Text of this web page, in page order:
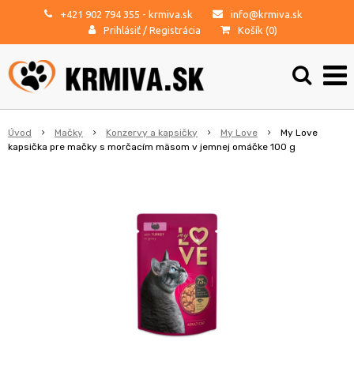
+421 902 794 355 - krmiva.sk
info@krmiva.sk
Prihlásiť / Registrácia Košík (0)
Úvod Mačky Konzervy a kapsičky My Love
My Love
kapsička pre mačky s morčacím mäsom v jemnej omáčke 100 g